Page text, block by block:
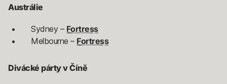
Austrálie
Sydney – Fortress
Melbourne – Fortress
Divácké párty v Číně